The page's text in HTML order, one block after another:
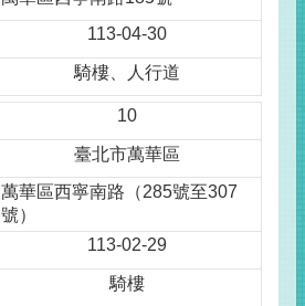
113-04-30
騎樓、人行道
10
臺北市萬華區
萬華區西寧南路（285號至307
號）
113-02-29
騎樓